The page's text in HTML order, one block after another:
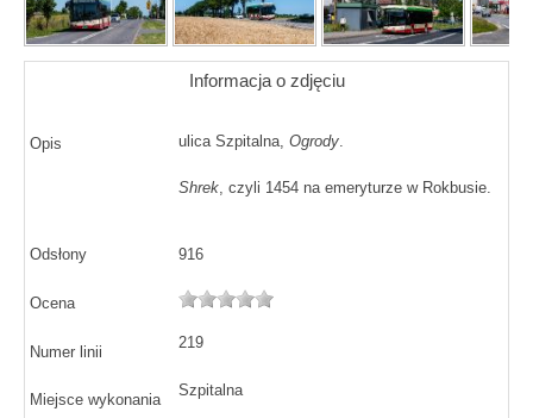
Informacja o zdjęciu
Opis ulica Szpitalna,Ogrody.
Shrek , czyli 1454 na emeryturze w Rokbusie.
Odsłony 916
Ocena
Numer linii
219
Miejsce wykonania
Szpitalna